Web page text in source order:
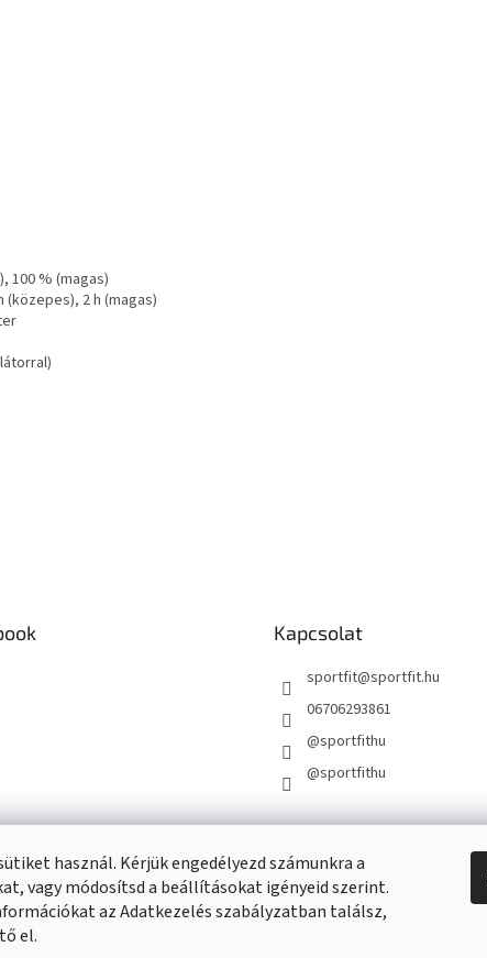
használ. Kérjük engedélyezd számunkra a
vagy módosítsd a beállításokat igényeid szerint.
az Adatkezelés szabályzatban találsz,
el.
100 % (magas)
(közepes), 2 h (magas)
Kapcsolat
sportfit@sportfit.hu
06706293861
@sportfithu
@sportfithu
szerkesztése